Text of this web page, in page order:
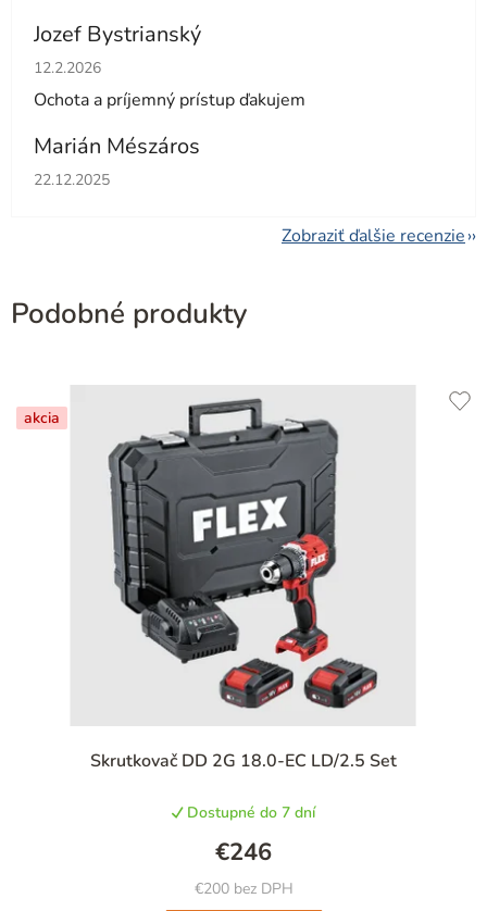
Jozef Bystrianský
Hodnotenie obchodu je 5 z 5 hviezdičiek.
12.2.2026
Ochota a príjemný prístup ďakujem
Marián Mészáros
Hodnotenie obchodu je 5 z 5 hviezdičiek.
22.12.2025
Zobraziť ďalšie recenzie
Podobné produkty
akcia
Skrutkovač DD 2G 18.0-EC LD/2.5 Set
Dostupné do 7 dní
€200 bez DPH
€246